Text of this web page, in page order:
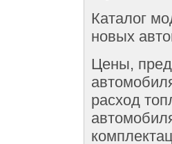
Каталог
новых
Цены,
расход